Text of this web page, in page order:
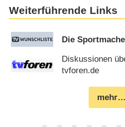
Weiterführende Links
Die
Diskussionen
tvforen.de
mehr…